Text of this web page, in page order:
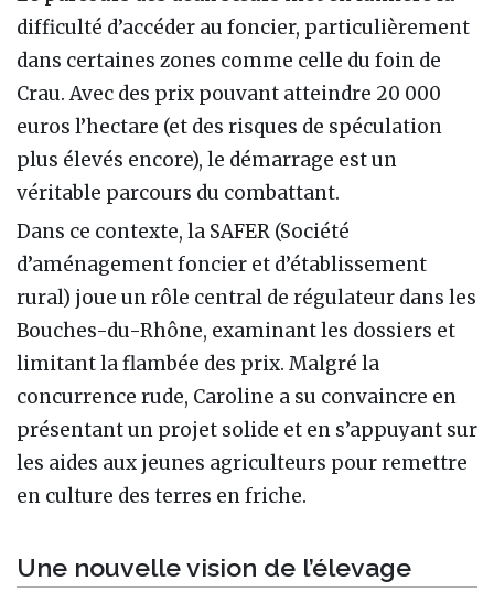
difficulté d’accéder au foncier, particulièrement
dans certaines zones comme celle du foin de
Crau. Avec des prix pouvant atteindre 20 000
euros l’hectare (et des risques de spéculation
plus élevés encore), le démarrage est un
véritable parcours du combattant.
Dans ce contexte, la SAFER (Société
d’aménagement foncier et d’établissement
rural) joue un rôle central de régulateur dans les
Bouches-du-Rhône, examinant les dossiers et
limitant la flambée des prix. Malgré la
concurrence rude, Caroline a su convaincre en
présentant un projet solide et en s’appuyant sur
les aides aux jeunes agriculteurs pour remettre
en culture des terres en friche.
Une nouvelle vision de l’élevage